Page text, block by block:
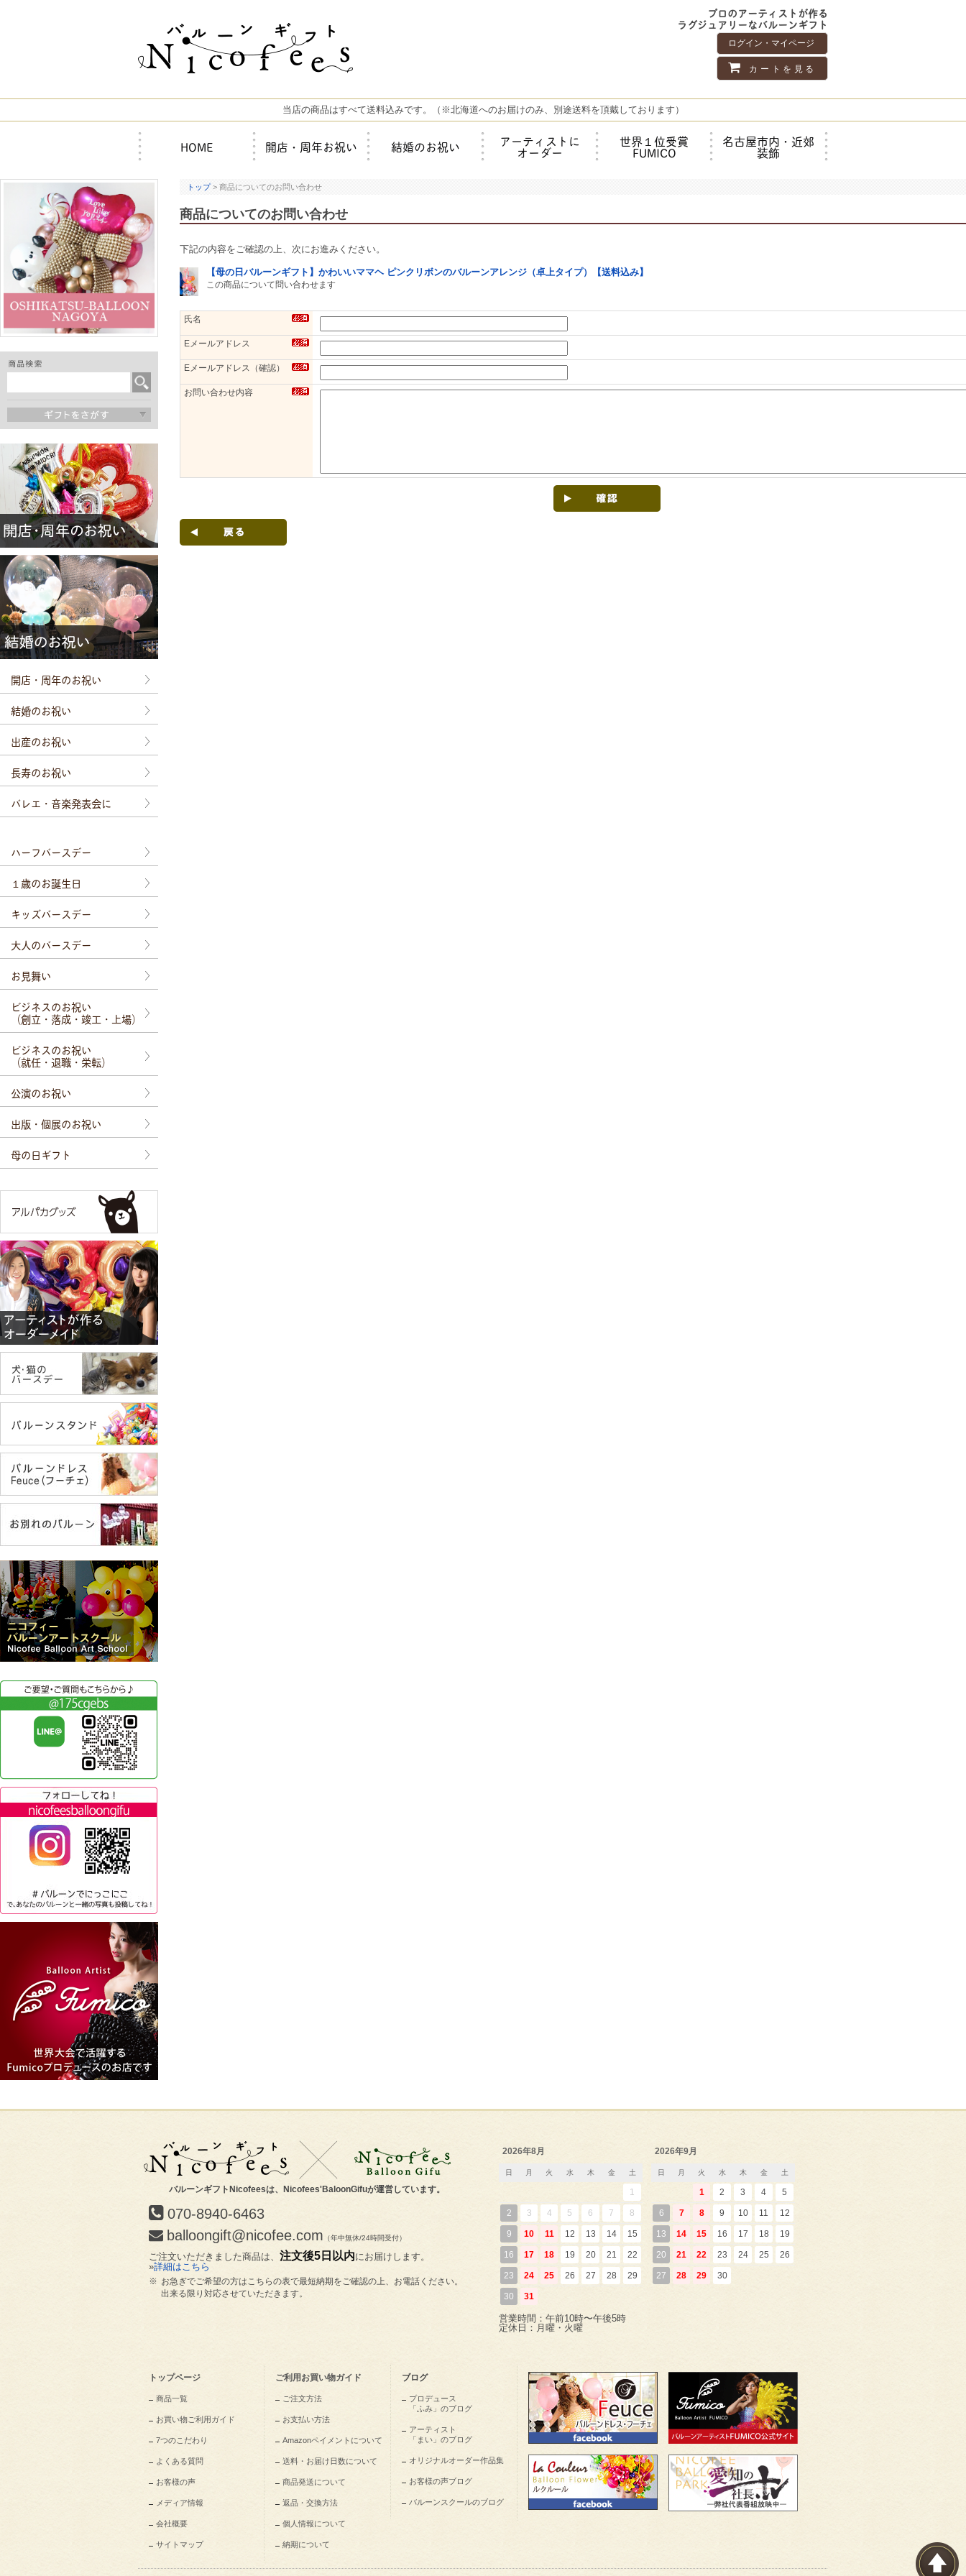
プロのアーティストが作る
ラグジュアリーなバルーンギフト
ログイン・マイページ
カートを見る
当店の商品はすべて送料込みです。（※北海道へのお届けのみ、別途送料を頂戴しております）
HOME 開店・周年お祝い 結婚のお祝い アーティストに
オーダー
世界１位受賞
FUMICO
名古屋市内・近郊
装飾
開店・周年のお祝い
結婚のお祝い
出産のお祝い
長寿のお祝い
バレエ・音楽発表会に
ハーフバースデー
１歳のお誕生日
キッズバースデー
大人のバースデー
お見舞い
ビジネスのお祝い
（創立・落成・竣工・上場）
ビジネスのお祝い
（就任・退職・栄転）
公演のお祝い
出版・個展のお祝い
母の日ギフト
トップ> 商品についてのお問い合わせ
商品についてのお問い合わせ
下記の内容をご確認の上、次にお進みください。
【母の日バルーンギフト】かわいいママヘ ピンクリボンのバルーンアレンジ（卓上タイプ）【送料込み】
この商品について問い合わせます
氏名
Eメールアドレス
Eメールアドレス（確認）
お問い合わせ内容
バルーンギフトNicofeesは、Nicofees'BaloonGifuが運営しています。
070-8940-6463
balloongift@nicofee.com （年中無休/24時間受付）
ご注文いただきました商品は、 注文後5日以内にお届けします。
»詳細はこちら
※ お急ぎでご希望の方はこちらの表で最短納期をご確認の上、お電話ください。
出来る限り対応させていただきます。
2026年8月
日 月 火 水 木 金 土
1
2 3 4 5 6 7 8
9 10 11 12 13 14 15
16 17 18 19 20 21 22
23 24 25 26 27 28 29
30 31
2026年9月
日 月 火 水 木 金 土
1 2 3 4 5
6 7 8 9 10 11 12
13 14 15 16 17 18 19
20 21 22 23 24 25 26
27 28 29 30
営業時間：午前10時〜午後5時
定休日：月曜・火曜
トップページ
商品一覧
お買い物ご利用ガイド
7つのこだわり
よくある質問
お客様の声
メディア情報
会社概要
サイトマップ
ご利用お買い物ガイド
ご注文方法
お支払い方法
Amazonペイメントについて
送料・お届け日数について
商品発送について
返品・交換方法
個人情報について
納期について
ブログ
プロデュース
「ふみ」のブログ
アーティスト
「まい」のブログ
オリジナルオーダー作品集
お客様の声ブログ
バルーンスクールのブログ